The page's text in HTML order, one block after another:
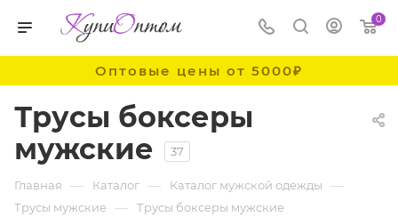
0
Оптовые цены от 5000₽
Трусы боксеры
мужские
37
Главная — Каталог — Каталог мужской одежды —
Трусы мужские — Трусы боксеры мужские